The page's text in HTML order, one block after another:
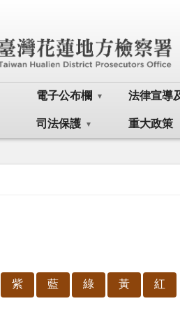
電子公布欄 法律宣導
司法保護 重大政策
紫 藍 綠 黃 紅